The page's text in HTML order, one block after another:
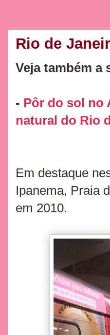
Rio de
Veja também a
- Pôr do sol no
natural do Rio
Em destaque
Ipanema, Praia
em 2010.